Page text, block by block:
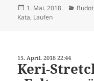
Veröffentlicht
am
1. Mai. 2018
Kata, Laufen
15. April. 2018 22:44
Keri-